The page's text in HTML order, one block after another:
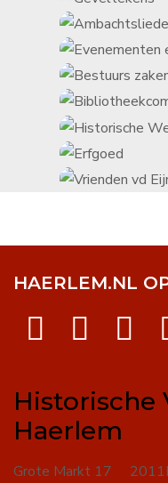
HAERLEM.NL
Historische
Haerlem
Grote Markt 17